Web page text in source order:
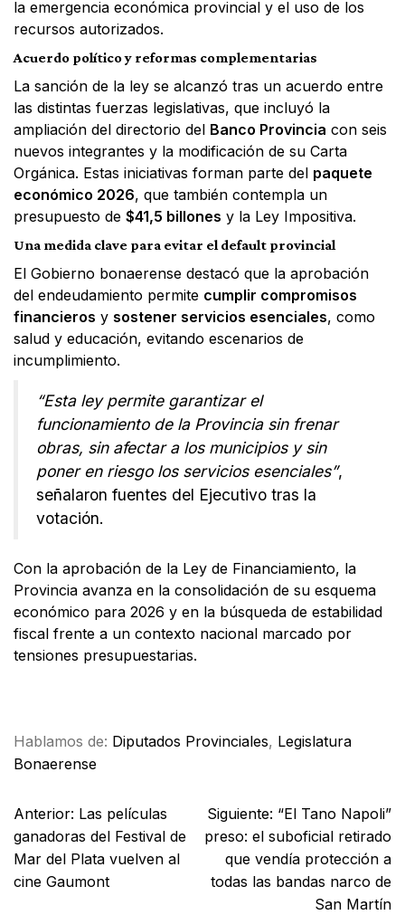
la emergencia económica provincial y el uso de los
recursos autorizados.
Acuerdo político y reformas complementarias
La sanción de la ley se alcanzó tras un acuerdo entre
las distintas fuerzas legislativas, que incluyó la
ampliación del directorio del Banco Provincia con seis
nuevos integrantes y la modificación de su Carta
Orgánica. Estas iniciativas forman parte del paquete
económico 2026, que también contempla un
presupuesto de $41,5 billones y la Ley Impositiva.
Una medida clave para evitar el default provincial
El Gobierno bonaerense destacó que la aprobación
del endeudamiento permite cumplir compromisos
financieros y sostener servicios esenciales, como
salud y educación, evitando escenarios de
incumplimiento.
“Esta ley permite garantizar el
funcionamiento de la Provincia sin frenar
obras, sin afectar a los municipios y sin
poner en riesgo los servicios esenciales”,
señalaron fuentes del Ejecutivo tras la
votación.
Con la aprobación de la Ley de Financiamiento, la
Provincia avanza en la consolidación de su esquema
económico para 2026 y en la búsqueda de estabilidad
fiscal frente a un contexto nacional marcado por
tensiones presupuestarias.
Hablamos de: Diputados Provinciales, Legislatura
Bonaerense
Anterior: Las películas
ganadoras del Festival de
Mar del Plata vuelven al
cine Gaumont
Siguiente: “El Tano Napoli”
preso: el suboficial retirado
que vendía protección a
todas las bandas narco de
San Martín